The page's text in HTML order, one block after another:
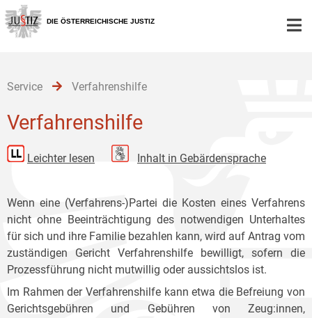
Zur
Hauptnavigation
[1]
Zum
Inhalt
[2]
Zum
Untermenü
[3]
DIE ÖSTERREICHISCHE JUSTIZ
Service Verfahrenshilfe
Verfahrenshilfe
Leichter lesen Inhalt in Gebärdensprache
Wenn eine (Verfahrens-)Partei die Kosten eines Verfahrens
nicht ohne Beeinträchtigung des notwendigen Unterhaltes
für sich und ihre Familie bezahlen kann, wird auf Antrag vom
zuständigen Gericht Verfahrenshilfe bewilligt, sofern die
Prozessführung nicht mutwillig oder aussichtslos ist.
Im Rahmen der Verfahrenshilfe kann etwa die Befreiung von
Gerichtsgebühren und Gebühren von Zeug:innen,